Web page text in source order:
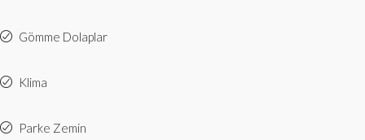
Gömme Dolaplar
Klima
Parke Zemin